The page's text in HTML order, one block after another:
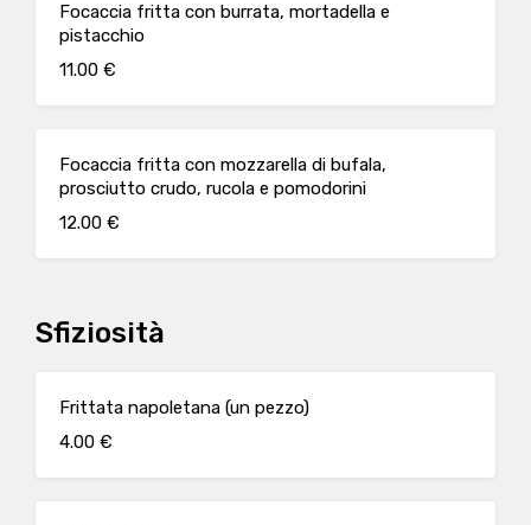
Focaccia fritta con burrata, mortadella e
pistacchio
11.00 €
Focaccia fritta con mozzarella di bufala,
prosciutto crudo, rucola e pomodorini
12.00 €
Sfiziosità
Frittata napoletana (un pezzo)
4.00 €